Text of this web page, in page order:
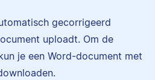
gecorrigeerd
uploadt. Om de
je een Word-document met